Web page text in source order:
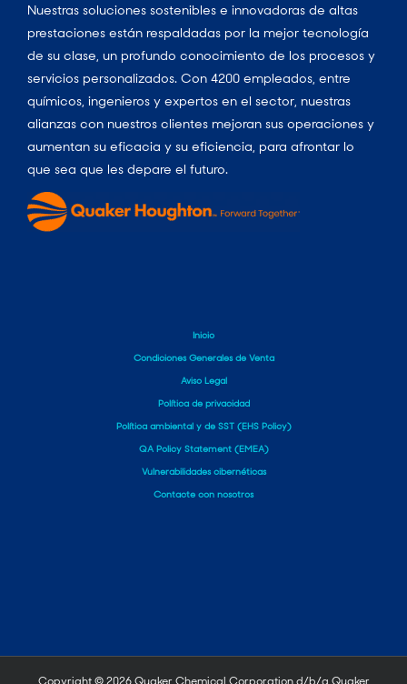
Nuestras soluciones sostenibles e innovadoras de altas
prestaciones están respaldadas por la mejor tecnología
de su clase, un profundo conocimiento de los procesos y
servicios personalizados. Con 4200 empleados, entre
químicos, ingenieros y expertos en el sector, nuestras
alianzas con nuestros clientes mejoran sus operaciones y
aumentan su eficacia y su eficiencia, para afrontar lo
que sea que les depare el futuro.
Inicio
Condiciones Generales de Venta
Aviso Legal
Política de privacidad
Política ambiental y de SST (EHS Policy)
QA Policy Statement (EMEA)
Vulnerabilidades cibernéticas
Contacte con nosotros